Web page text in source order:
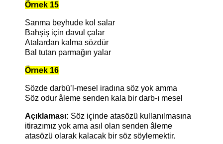
Örnek 15
Sanma beyhude kol salar
Bahşiş için davul çalar
Atalardan kalma sözdür
Bal tutan parmağın yalar
Örnek 16
Sözde darbü’l-mesel iradına söz yok amma
Söz odur âleme senden kala bir darb-ı mesel
Açıklaması: Söz içinde atasözü kullanılmasına
itirazımız yok ama asıl olan senden âleme
atasözü olarak kalacak bir söz söylemektir.